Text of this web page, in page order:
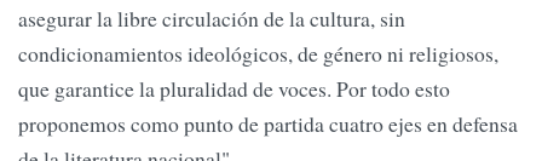
asegurar la libre circulación de la cultura, sin
condicionamientos ideológicos, de género ni religiosos,
que garantice la pluralidad de voces. Por todo esto
proponemos como punto de partida cuatro ejes en defensa